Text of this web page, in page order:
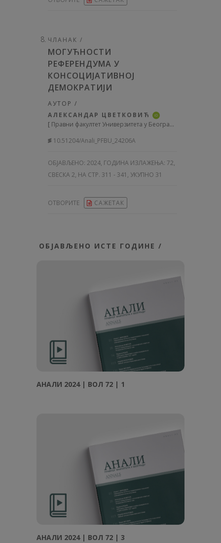
ЧЛАНАК /
МОГУЋНОСТИ
РЕФЕРЕНДУМА У
КОНСОЦИЈАТИВНОЈ
ДЕМОКРАТИЈИ
АУТОР /
АЛЕКСАНДАР ЦВЕТКОВИЋ
iD
[ Правни факултет Универзитета у Београду, Србија
10.51204/Anali_PFBU_24206A
ОБЈАВЉЕНО: 2024, ГОДИНА ИЗЛАЖЕЊА: 72,
СВЕСКА 2, НА СТР. 311 - 341, УКУПНО 31
ОТВОРИТЕ САЖЕТАК
ОБЈАВЉЕНО ИСТЕ ГОДИНЕ /
АНАЛИ 2024 | ВОЛ 72 | 1
АНАЛИ 2024 | ВОЛ 72 | 3